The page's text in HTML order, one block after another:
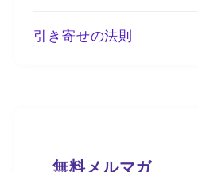
引き寄せの法則
無料メルマガ